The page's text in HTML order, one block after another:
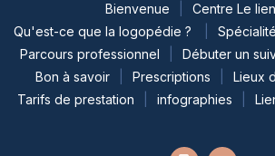
Bienvenue
Centre Le lien
Qu'est-ce que la logopédie ?
Parcours professionnel
Débuter un
Bon à savoir
Prescriptions
Lieux
Tarifs de prestation
infographies